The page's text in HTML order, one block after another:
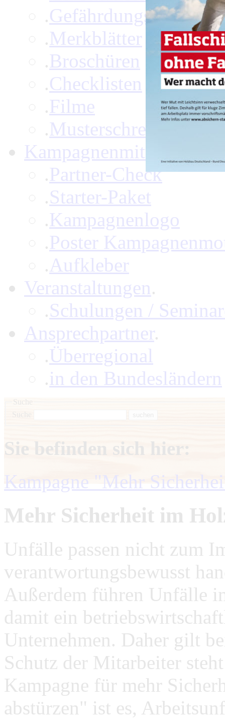
.
.Merkblätter
.Broschüren
.Checklisten
.Filme
.Musterschreiben
Kampagnenmittel
.Partner-Check
.Starter-Paket
.Kampagnenlogo
.Poster
.Aufkleber
Veranstaltungen.
.Schulungen /
Ansprechpartner.
.Überregional
.in den Bundesländern
Suche
Sie befinden sich hier:
Kampagne "Mehr
Mehr Sicherheit im
Unfälle passen nicht zum
verantwortungsbewusst
Außerdem führen Unfälle
damit ein
Unternehmen. Daher gilt
Schutz der Mitarbeiter
Kampagne für mehr
abstürzen" ist es,